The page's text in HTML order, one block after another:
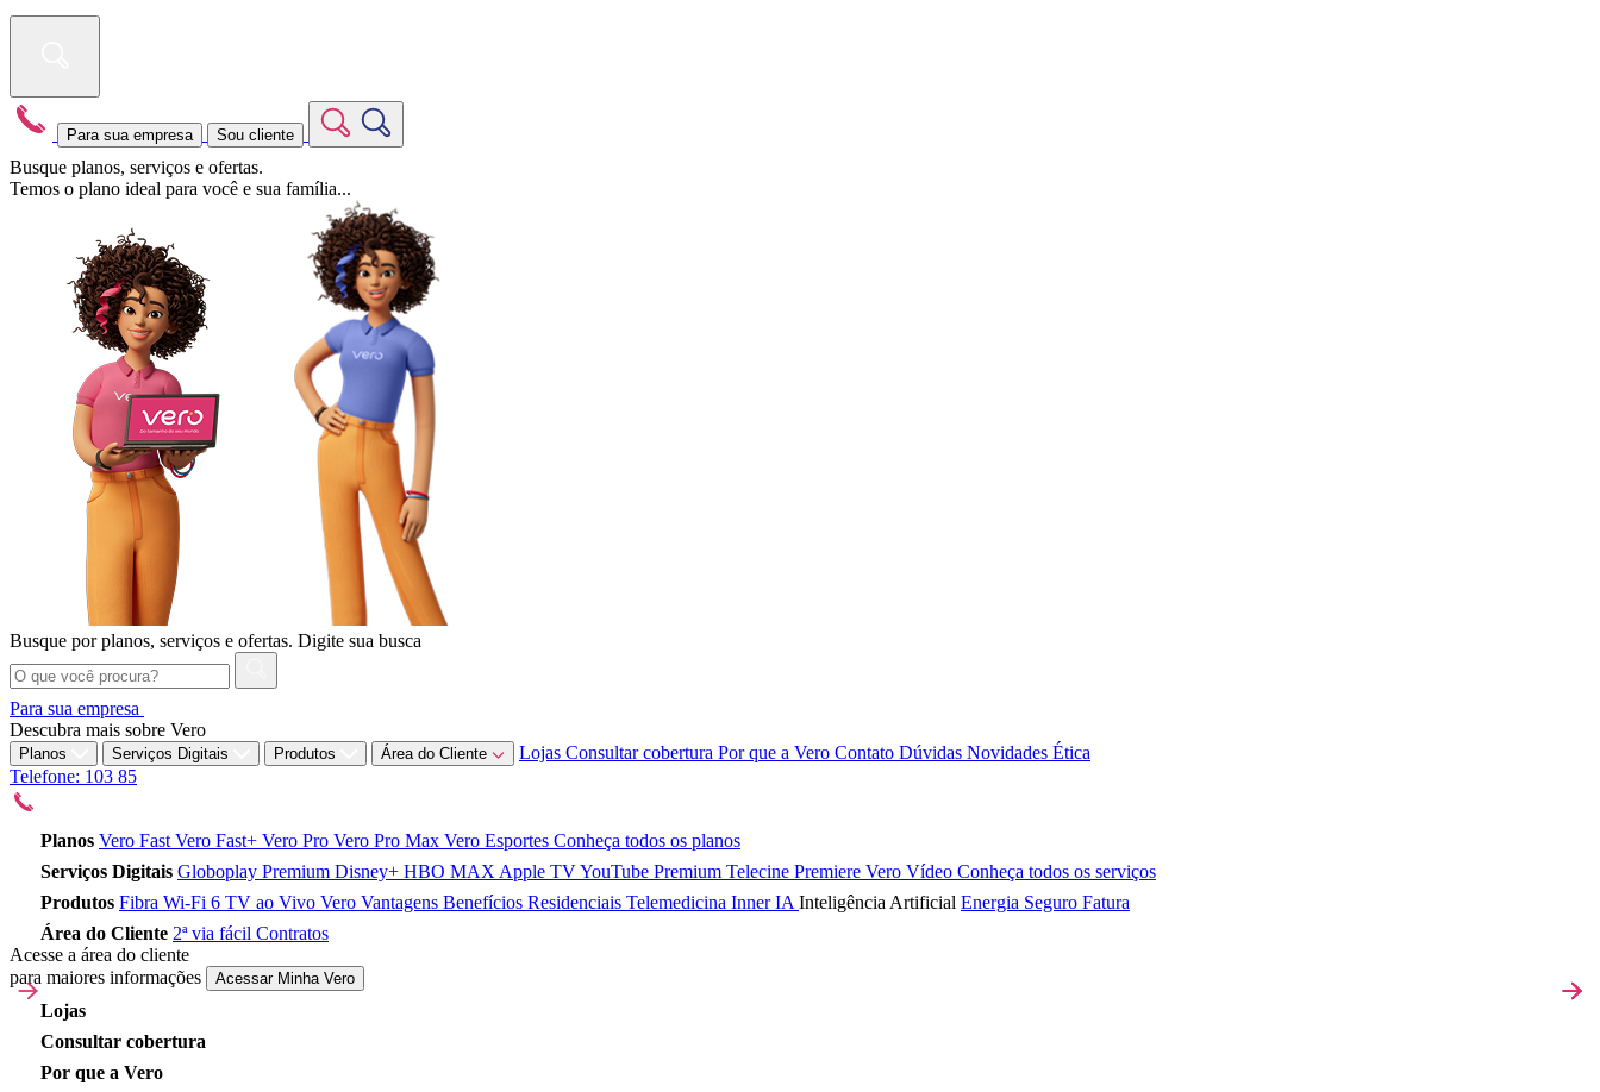
Para sua empresa Sou cliente
Busque planos, serviços e ofertas.
Temos o plano ideal para você e sua família...
Busque por planos, serviços e ofertas. Digite sua busca
Para sua empresa
Descubra mais sobre Vero
Planos Serviços Digitais Produtos Área do Cliente Lojas Consultar cobertura Por que a Vero Contato Dúvidas Novidades Ética
Telefone: 103 85
Planos Vero Fast Vero Fast+ Vero Pro Vero Pro Max Vero Esportes Conheça todos os planos
Serviços Digitais Globoplay Premium Disney+ HBO MAX Apple TVYouTube Premium Telecine Premiere Vero Vídeo Conheça todos os serviços
Produtos Fibra Wi-Fi 6 TV ao Vivo Vero Vantagens Benefícios Residenciais Telemedicina Inner IA Inteligência Artificial Energia Seguro Fatura
Área do Cliente 2ª via fácil Contratos
Acesse a área do cliente
para maiores informações
Acessar Minha Vero
Lojas
Consultar cobertura
Por que a Vero